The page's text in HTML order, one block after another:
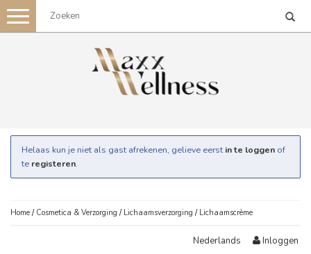
Toggle
navigation
Helaas kun je niet als gast afrekenen, gelieve eerst in te loggen of
te registeren.
Home / Cosmetica & Verzorging / Lichaamsverzorging / Lichaamscrème
Nederlands Inloggen